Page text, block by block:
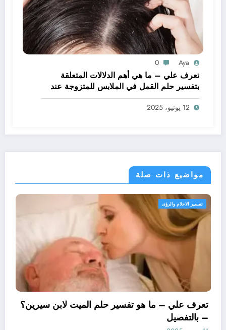
Aya
0
تعرف علي – ما هي أهم الدلالات المتعلقة
بتفسير حلم القمل في الملابس للمتزوجة عند
ابن سيرين؟ – بالتفصيل
12 يونيو، 2025
مواضيع ذات صلة
تفسير الاحلام والرؤى
تعرف علي – ما هو